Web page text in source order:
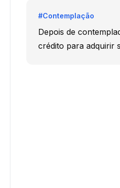
#Contemplação
Depois de
crédito para adquirir